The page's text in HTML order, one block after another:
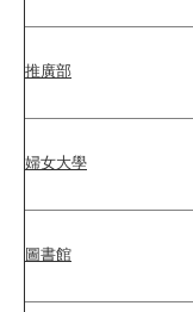
推廣部
婦女大學
圖書館